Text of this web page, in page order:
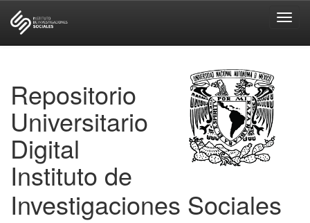
Repositorio
Universitario
Digital
Instituto de
Investigaciones Sociales